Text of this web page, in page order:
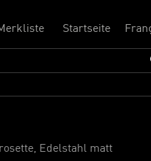
Startseite
Edelstahl matt